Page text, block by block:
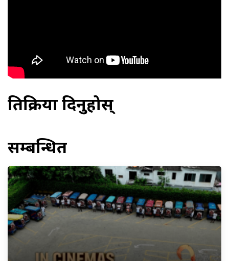
प्रतिक्रिया दिनुहोस्
सम्बन्धित